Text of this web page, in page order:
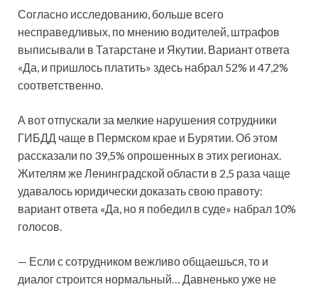
Согласно исследованию, больше всего
несправедливых, по мнению водителей, штрафов
выписывали в Татарстане и Якутии. Вариант ответа
«Да, и пришлось платить» здесь набрал 52% и 47,2%
соответственно.
А вот отпускали за мелкие нарушения сотрудники
ГИБДД чаще в Пермском крае и Бурятии. Об этом
рассказали по 39,5% опрошенных в этих регионах.
Жителям же Ленинградской области в 2,5 раза чаще
удавалось юридически доказать свою правоту:
вариант ответа «Да, но я победил в суде» набрал 10%
голосов.
— Если с сотрудником вежливо общаешься, то и
диалог строится нормальный… Давненько уже не